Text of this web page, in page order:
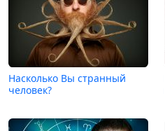
Насколько Вы странный
человек?